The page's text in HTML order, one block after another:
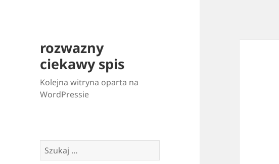
rozwazny
ciekawy spis
Kolejna witryna oparta na
WordPressie
Szukaj: